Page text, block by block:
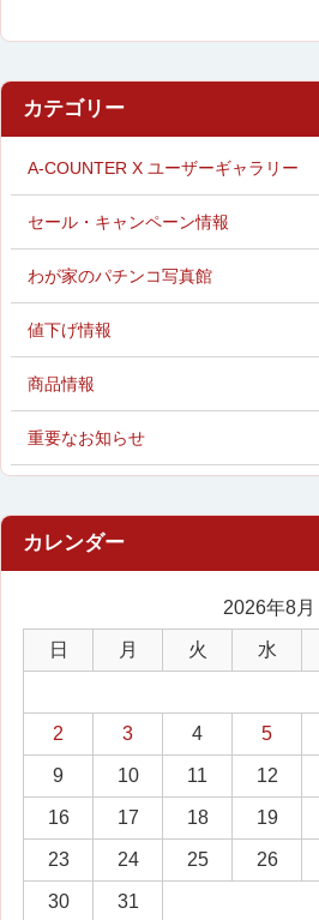
カテゴリー
A-COUNTER X ユーザーギャラリー
セール・キャンペーン情報
わが家のパチンコ写真館
値下げ情報
商品情報
重要なお知らせ
2026年8月
日 月 火 水
2 3 4 5
9 10 11 12
16 17 18 19
23 24 25 26
30 31